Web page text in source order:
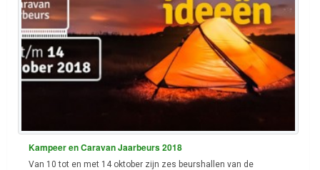
Kampeer en Caravan Jaarbeurs 2018
Van 10 tot en met 14 oktober zijn zes beurshallen van de